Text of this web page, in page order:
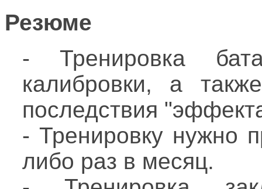
Резюме
- Тренировка
калибровки, а
последствия
- Тренировку нужно
либо раз в месяц.